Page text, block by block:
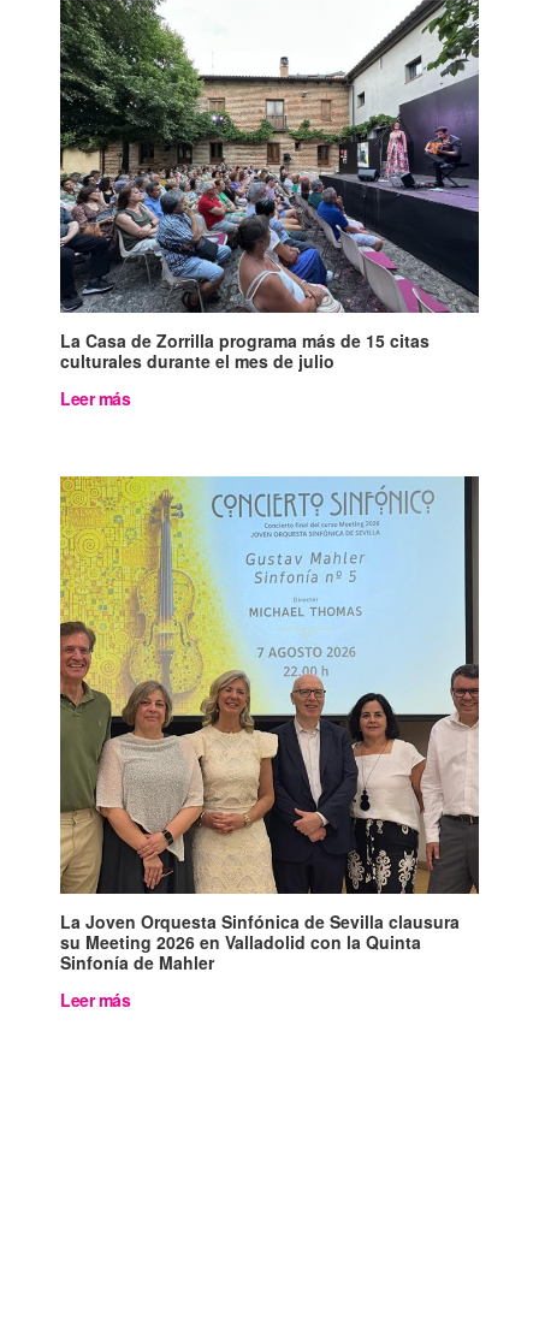
La Casa de Zorrilla programa más de 15 citas
culturales durante el mes de julio
Leer más
La Joven Orquesta Sinfónica de Sevilla clausura
su Meeting 2026 en Valladolid con la Quinta
Sinfonía de Mahler
Leer más